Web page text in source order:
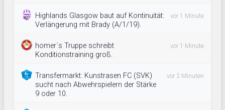
Highlands Glasgow baut auf Kontinuität:
Verlängerung mit Brady (A/1/19).
vor 1 Minute
homer´s Truppe schreibt
Konditionstraining groß.
vor 1 Minute
Transfermarkt: Kunstrasen FC (SVK)
sucht nach Abwehrspielern der Stärke
9 oder 10.
vor 2 Minuten